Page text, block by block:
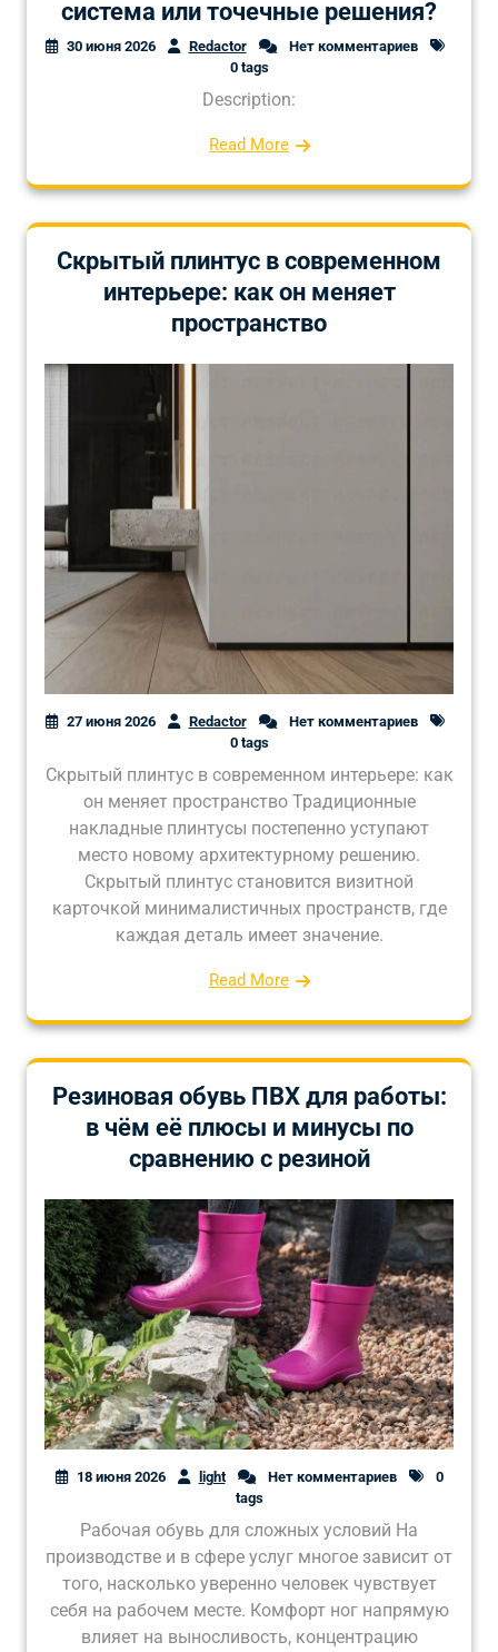
система или точечные решения?
30 июня 2026 Redactor
Нет комментариев
0 tags
Description:
Read More
Скрытый плинтус в современном
интерьере: как он меняет
пространство
27 июня 2026 Redactor
Нет комментариев
0 tags
Скрытый плинтус в современном интерьере: как
он меняет пространство Традиционные
накладные плинтусы постепенно уступают
место новому архитектурному решению.
Скрытый плинтус становится визитной
карточкой минималистичных пространств, где
каждая деталь имеет значение.
Read More
Резиновая обувь ПВХ для работы:
в чём её плюсы и минусы по
сравнению с резиной
18 июня 2026 light Нет комментариев
0
tags
Рабочая обувь для сложных условий На
производстве и в сфере услуг многое зависит от
того, насколько уверенно человек чувствует
себя на рабочем месте. Комфорт ног напрямую
влияет на выносливость, концентрацию